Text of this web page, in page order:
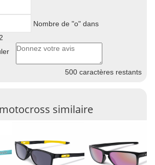
Nombre de "o" dans
500 caractères restants
similaire